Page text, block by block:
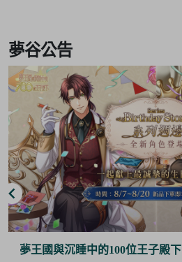
of
6
夢谷公告
夢王國與沉睡中的100位王子殿下